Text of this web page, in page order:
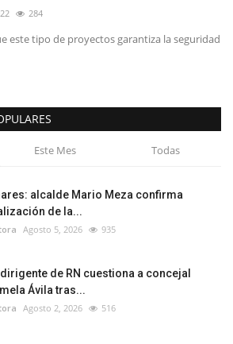
284
este tipo de proyectos garantiza la seguridad
Este Mes Todas
alcalde Mario Meza confirma
de la...
Agosto 5, 2026 935
dirigente de RN cuestiona a concejal
Ávila tras...
Agosto 2, 2026 516